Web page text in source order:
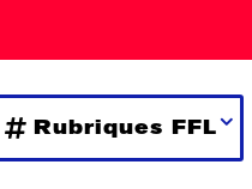
Rubriques FFL